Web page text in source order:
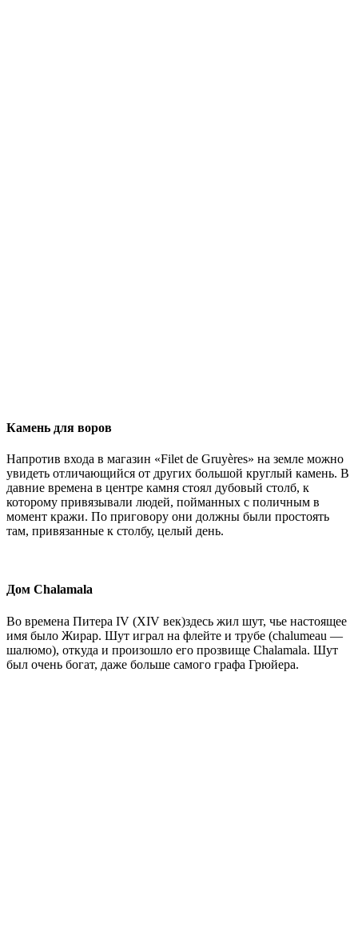
Камень для воров
Напротив входа в магазин «Filet de Gruyères» на земле можно
увидеть отличающийся от других большой круглый камень. В
давние времена в центре камня стоял дубовый столб, к
которому привязывали людей, пойманных с поличным в
момент кражи. По приговору они должны были простоять
там, привязанные к столбу, целый день.
Дом Chalamala
Во времена Питера IV (XIV век)здесь жил шут, чье настоящее
имя было Жирар. Шут играл на флейте и трубе (chalumeau —
шалюмо), откуда и произошло его прозвище Chalamala. Шут
был очень богат, даже больше самого графа Грюйера.